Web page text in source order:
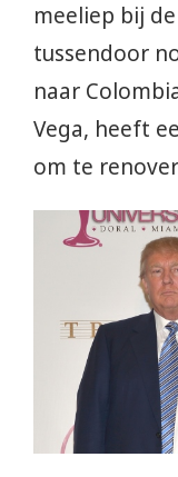
meeliep bij
tussendoor
naar
Vega, heeft
om te